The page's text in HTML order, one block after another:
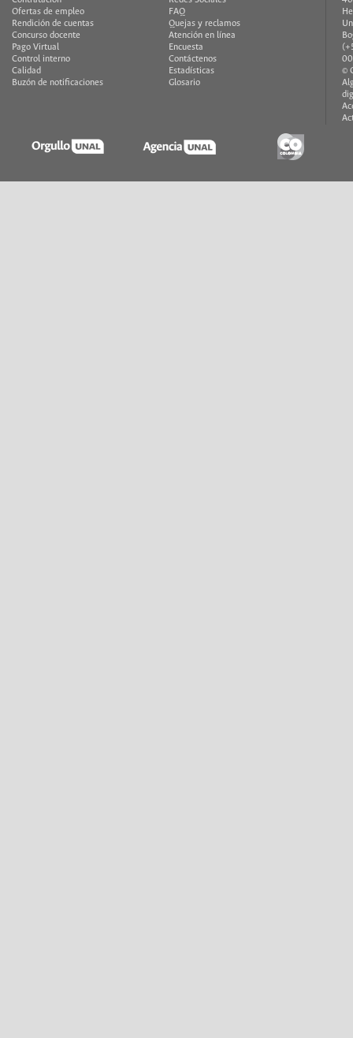
Ofertas de empleo
Rendición de cuentas
Concurso docente
Pago Virtual
Control interno
Calidad
Buzón de notificaciones
FAQ
Quejas y reclamos
Atención en línea
Encuesta
Contáctenos
Estadísticas
Glosario
©